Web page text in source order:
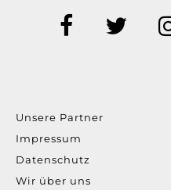
Unsere Partner
Impressum
Datenschutz
Wir über uns